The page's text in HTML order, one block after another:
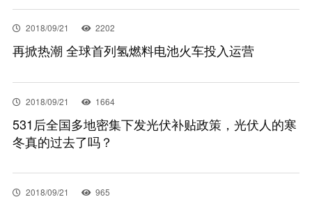
2018/09/21 2202
再掀热潮 全球首列氢燃料电池火车投入运营
2018/09/21 1664
531后全国多地密集下发光伏补贴政策，光伏人的寒
冬真的过去了吗？
2018/09/21 965